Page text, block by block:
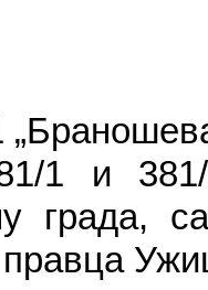
1 и
града,
правца